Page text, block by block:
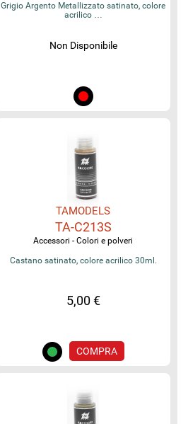
Grigio Argento Metallizzato satinato, colore
acrilico …
Non Disponibile
TAMODELS
TA-C213S
Accessori - Colori e polveri
Castano satinato, colore acrilico 30ml.
5,00 €
COMPRA